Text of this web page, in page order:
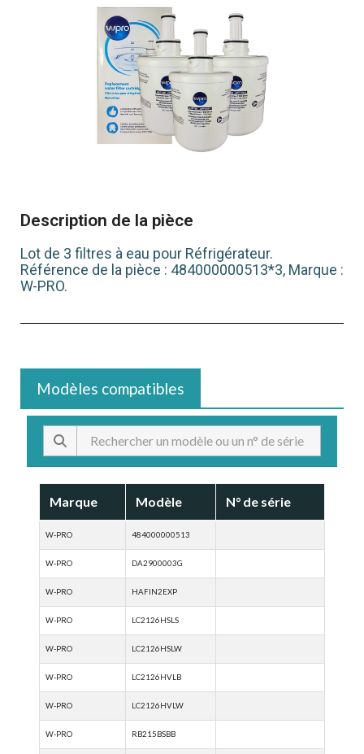
Description de la pièce
Lot de 3 filtres à eau pour Réfrigérateur.
Référence de la pièce : 484000000513*3, Marque :
W-PRO.
Modèles compatibles
Marque Modèle N° de série